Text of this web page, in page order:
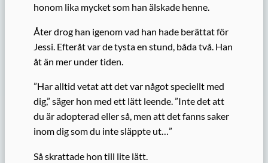
honom lika mycket som han älskade henne.
Åter drog han igenom vad han hade berättat för
Jessi. Efteråt var de tysta en stund, båda två. Han
åt än mer under tiden.
”Har alltid vetat att det var något speciellt med
dig,” säger hon med ett lätt leende. ”Inte det att
du är adopterad eller så, men att det fanns saker
inom dig som du inte släppte ut…”
Så skrattade hon till lite lätt.